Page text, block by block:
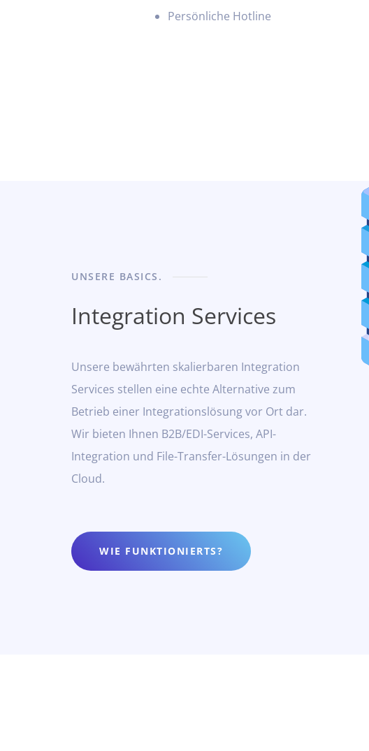
Persönliche Hotline
UNSERE BASICS.
Integration Services
Unsere bewährten skalierbaren Integration
Services stellen eine echte Alternative zum
Betrieb einer Integrationslösung vor Ort dar.
Wir bieten Ihnen B2B/EDI-Services, API-
Integration und File-Transfer-Lösungen in der
Cloud.
WIE FUNKTIONIERTS?